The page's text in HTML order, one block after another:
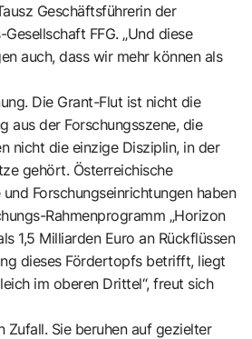
Geschäftsführerin der
FFG. „Und diese
auch, dass wir mehr können als
Die Grant-Flut ist nicht die
aus der Forschungsszene, die
nicht die einzige Dis­ziplin, in der
­gehört. Österreichische
Forschungseinrichtungen haben
Rahmenprogramm „Horizon
1,5 Milliarden Euro an Rückflüssen
dieses Fördertopfs betrifft, liegt
im oberen Drittel“, freut sich
Zufall. Sie beruhen auf gezielter